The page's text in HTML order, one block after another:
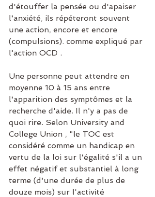
d'étouffer la pensée ou d'apaiser
l'anxiété, ils répéteront souvent
une action, encore et encore
(compulsions). comme expliqué par
l'action OCD .
Une personne peut attendre en
moyenne 10 à 15 ans entre
l'apparition des symptômes et la
recherche d'aide. Il n'y a pas de
quoi rire. Selon University and
College Union , "le TOC est
considéré comme un handicap en
vertu de la loi sur l'égalité s'il a un
effet négatif et substantiel à long
terme (d'une durée de plus de
douze mois) sur l'activité